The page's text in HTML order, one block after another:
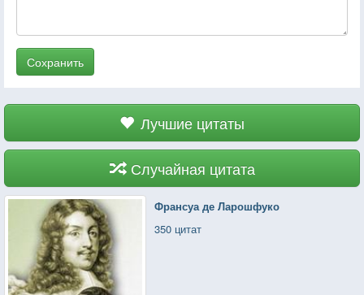
Сохранить
Лучшие цитаты
Случайная цитата
Франсуа де Ларошфуко
350 цитат